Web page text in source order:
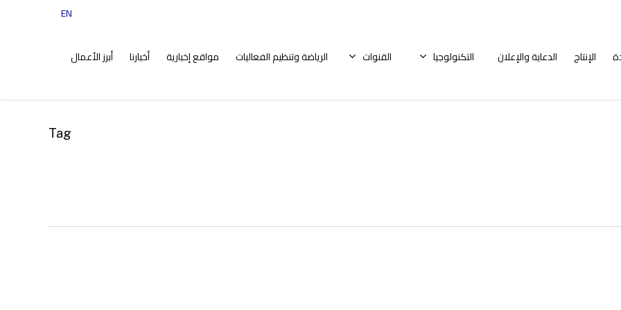
EN
الإنتاج الدعاية والإعلان التكنولوجيا القنوات الرياضة وتنظيم الفعاليات مواقع إخبارية أخبارنا أبرز الأعمال
Tag